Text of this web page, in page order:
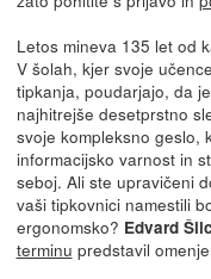
Letos mineva 135 let od
V šolah, kjer svoje
tipkanja, poudarjajo, da
najhitrejše desetprstno
svoje kompleksno geslo,
informacijsko varnost in
seboj. Ali ste upravičeni
vaši tipkovnici namestili
ergonomsko? Edvard Šilc
terminu predstavil